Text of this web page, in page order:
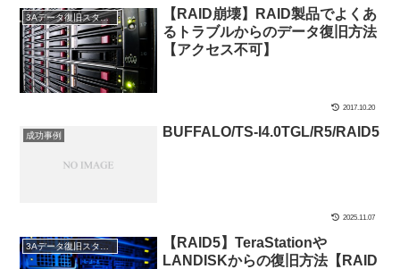
3Aデータ復旧スタッフブログ
【RAID崩壊】RAID製品でよくあ
るトラブルからのデータ復旧方法
【アクセス不可】
2017.10.20
成功事例 BUFFALO/TS-I4.0TGL/R5/RAID5
2025.11.07
3Aデータ復旧スタッフブログ
【RAID5】TeraStationや
LANDISKからの復旧方法【RAID